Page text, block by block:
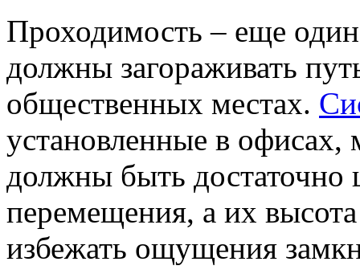
Проходимость – еще
должны загораживать
общественных местах.
установленные в офисах,
должны быть
перемещения, а их
избежать ощущения